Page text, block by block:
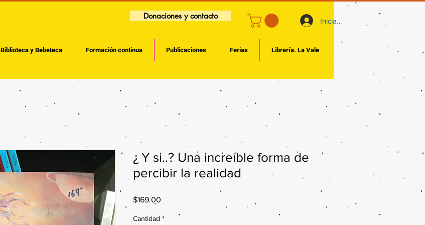
Donaciones y contacto Iniciar sesión
Biblioteca y Bebeteca Formación continua Publicaciones Ferias Librería. La Vale
¿ Y si..? Una increíble forma de
percibir la realidad
$169.00
Cantidad *